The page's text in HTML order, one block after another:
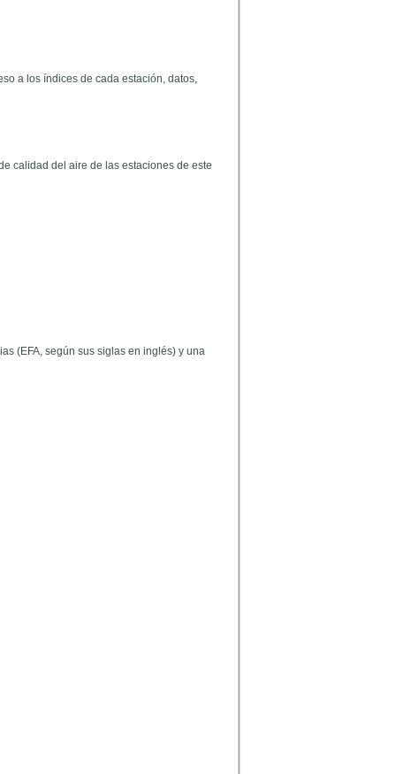
a los índices de cada estación, datos,
calidad del aire de las estaciones de este
(EFA, según sus siglas en inglés) y una